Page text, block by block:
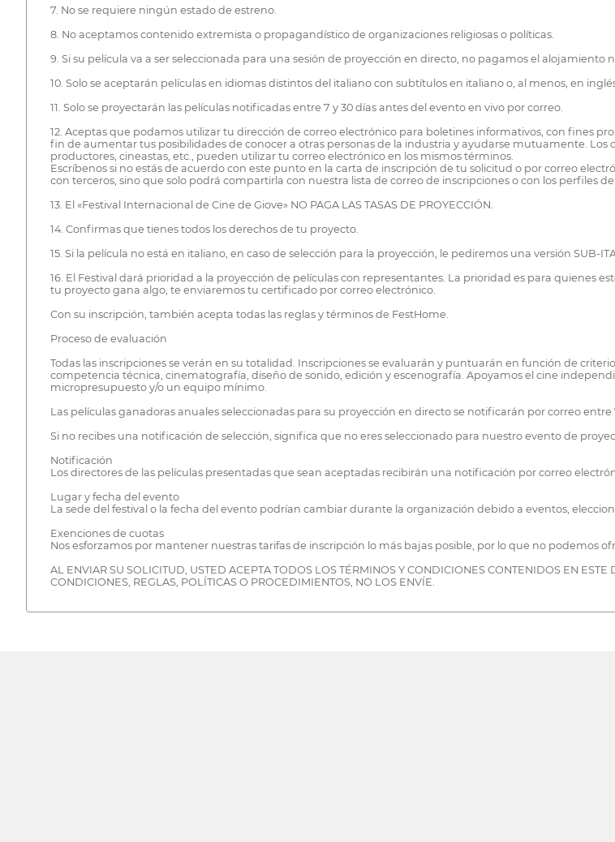
7. No se requiere ningún estado de estreno.
8. No aceptamos contenido extremista o propagandístico de organizaciones religiosas o políticas.
9. Si su película va a ser seleccionada para una sesión de proyección en directo, no pagamos el alojamiento
10. Solo se aceptarán películas en idiomas distintos del italiano con subtítulos en italiano o, al menos, en
11. Solo se proyectarán las películas notificadas entre 7 y 30 días antes del evento en vivo por correo.
12. Aceptas que podamos utilizar tu dirección de correo electrónico para boletines informativos, con fines
fin de aumentar tus posibilidades de conocer a otras personas de la industria y ayudarse mutuamente.
productores, cineastas, etc., pueden utilizar tu correo electrónico en los mismos términos.
Escríbenos si no estás de acuerdo con este punto en la carta de inscripción de tu solicitud o por correo
con terceros, sino que solo podrá compartirla con nuestra lista de correo de inscripciones o con los perfiles
13. El «Festival Internacional de Cine de Giove» NO PAGA LAS TASAS DE PROYECCIÓN.
14. Confirmas que tienes todos los derechos de tu proyecto.
15. Si la película no está en italiano, en caso de selección para la proyección, le pediremos una versión SUB-
16. El Festival dará prioridad a la proyección de películas con representantes. La prioridad es para quienes
tu proyecto gana algo, te enviaremos tu certificado por correo electrónico.
Con su inscripción, también acepta todas las reglas y términos de FestHome.
Proceso de evaluación
Todas las inscripciones se verán en su totalidad. Inscripciones se evaluarán y puntuarán en función de
competencia técnica, cinematografía, diseño de sonido, edición y escenografía. Apoyamos el cine
micropresupuesto y/o un equipo mínimo.
Las películas ganadoras anuales seleccionadas para su proyección en directo se notificarán por correo entre
Si no recibes una notificación de selección, significa que no eres seleccionado para nuestro evento de
Notificación
Los directores de las películas presentadas que sean aceptadas recibirán una notificación por correo
Lugar y fecha del evento
La sede del festival o la fecha del evento podrían cambiar durante la organización debido a eventos,
Exenciones de cuotas
Nos esforzamos por mantener nuestras tarifas de inscripción lo más bajas posible, por lo que no podemos
AL ENVIAR SU SOLICITUD, USTED ACEPTA TODOS LOS TÉRMINOS Y CONDICIONES CONTENIDOS EN
CONDICIONES, REGLAS, POLÍTICAS O PROCEDIMIENTOS, NO LOS ENVÍE.